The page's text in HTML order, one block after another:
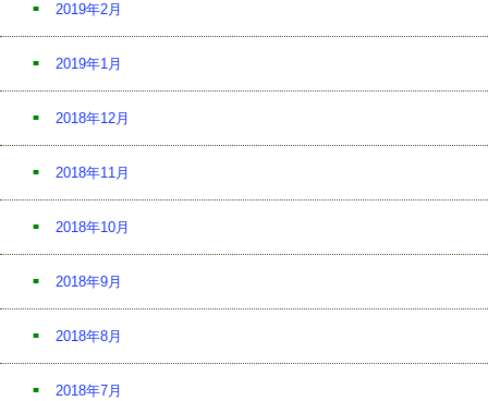
2019年2月
2019年1月
2018年12月
2018年11月
2018年10月
2018年9月
2018年8月
2018年7月